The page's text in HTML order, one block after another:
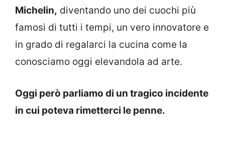
Michelin, diventando uno dei cuochi più
famosi di tutti i tempi, un vero innovatore e
in grado di regalarci la cucina come la
conosciamo oggi elevandola ad arte.
Oggi però parliamo di un tragico incidente
in cui poteva rimetterci le penne.